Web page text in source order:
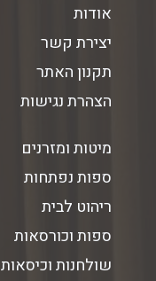
אודות
יצירת קשר
תקנון האתר
הצהרת נגישות
מיטות ומזרנים
ספות נפתחות
ריהוט לבית
ספות וכורסאות
שולחנות וכיסאות